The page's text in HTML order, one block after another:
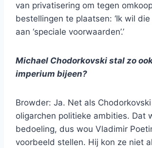
van privatisering om tegen
bestellingen te plaatsen: ‘Ik wil
aan ‘speciale voorwaarden’.’
Michael Chodorkovski stal zo
imperium bijeen?
Browder: Ja. Net als
oligarchen politieke ambities. Dat
bedoeling, dus wou Vladimir
voorbeeld stellen. Hij kon ze niet